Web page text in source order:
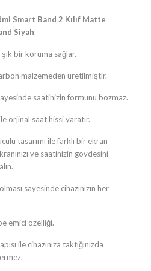
Smart Band 2 Kılıf Matte
Siyah
bir koruma sağlar.
malzemeden üretilmiştir.
saatinizin formunu bozmaz.
orjinal saat hissi yaratır.
tasarımı ile farklı bir ekran
ve saatinizin gövdesini
sayesinde cihazınızın her
emici özelliği.
ile cihazınıza taktığınızda